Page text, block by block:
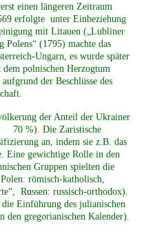
einen längeren Zeitraum
erfolgte unter Einbeziehung
mit Litauen („Lubliner
(1795) machte das
Ungarn, es wurde später
dem polnischen Herzogtum
der Beschlüsse des
der Anteil der Ukrainer
70 %). Die Zaristische
an, indem sie z.B. das
Eine gewichtige Rolle in den
Gruppen spielten die
römisch-katholisch,
Russen: russisch-orthodox).
die Einführung des julianischen
den gregorianischen Kalender).